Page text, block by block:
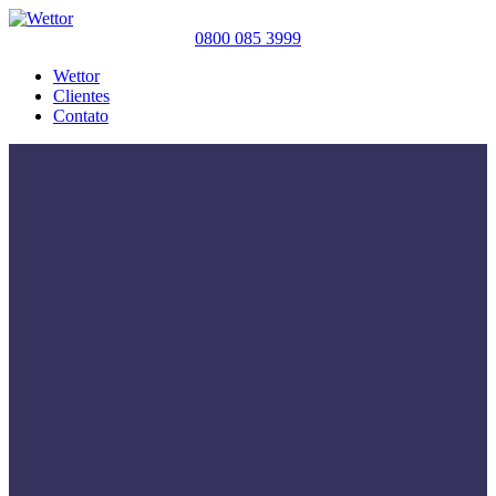
0800 085 3999
Wettor
Clientes
Contato